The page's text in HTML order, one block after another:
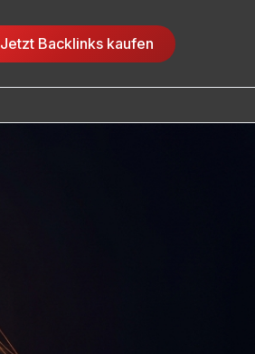
Jetzt Backlinks kaufen